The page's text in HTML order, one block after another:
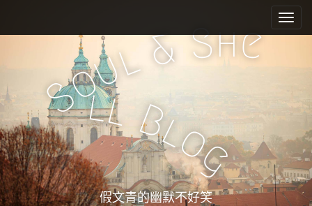
e
n
u
i
c
n
t
e
n
t
Soul&She
ll Bl
og
假文青的幽默不好笑